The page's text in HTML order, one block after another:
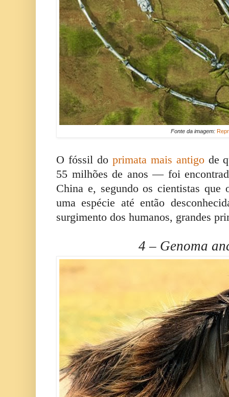
Fonte da imagem:
O fóssil do primata mais antigode
55 milhões de anos — foi
China e, segundo os cientistas que
uma espécie até então
surgimento dos humanos, grandes
4 – Genoma